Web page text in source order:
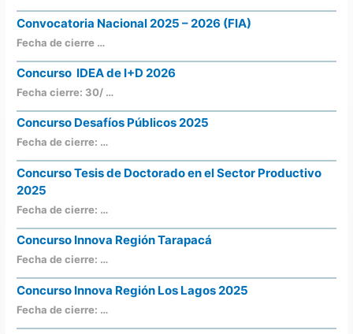
Convocatoria Nacional 2025 – 2026 (FIA)
Fecha de cierre …
Concurso IDEA de I+D 2026
Fecha cierre: 30/ …
Concurso Desafíos Públicos 2025
Fecha de cierre: …
Concurso Tesis de Doctorado en el Sector Productivo
2025
Fecha de cierre: …
Concurso Innova Región Tarapacá
Fecha de cierre: …
Concurso Innova Región Los Lagos 2025
Fecha de cierre: …